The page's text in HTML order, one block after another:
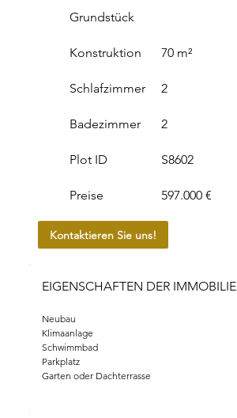
Grundstück
Konstruktion 70 m²
Schlafzimmer
Badezimmer
2
2
Plot ID
Preise
S8602
597.000 €
Kontaktieren Sie uns!
EIGENSCHAFTEN DER IMMOBILIE
Neubau
Klimaanlage
Schwimmbad
Parkplatz
Garten oder Dachterrasse